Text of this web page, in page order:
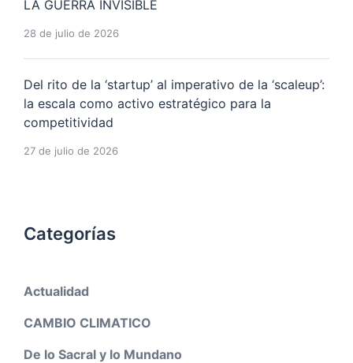
LA GUERRA INVISIBLE
28 de julio de 2026
Del rito de la ‘startup’ al imperativo de la ‘scaleup’:
la escala como activo estratégico para la
competitividad
27 de julio de 2026
Categorías
Actualidad
CAMBIO CLIMATICO
De lo Sacral y lo Mundano